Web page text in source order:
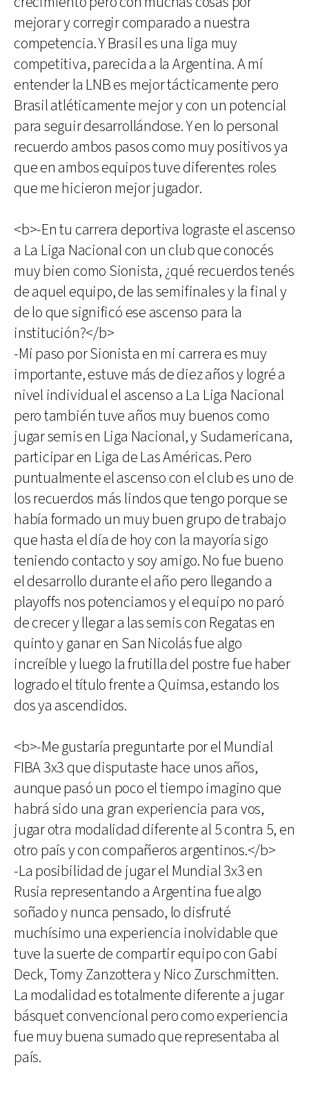
mejorar y corregir comparado a nuestra
competencia. Y Brasil es una liga muy
competitiva, parecida a la Argentina. A mí
entender la LNB es mejor tácticamente pero
Brasil atléticamente mejor y con un potencial
para seguir desarrollándose. Y en lo personal
recuerdo ambos pasos como muy positivos ya
que en ambos equipos tuve diferentes roles
que me hicieron mejor jugador.
<b>-En tu carrera deportiva lograste el ascenso
a La Liga Nacional con un club que conocés
muy bien como Sionista, ¿qué recuerdos tenés
de aquel equipo, de las semifinales y la final y
de lo que significó ese ascenso para la
institución?</b>
-Mi paso por Sionista en mi carrera es muy
importante, estuve más de diez años y logré a
nivel individual el ascenso a La Liga Nacional
pero también tuve años muy buenos como
jugar semis en Liga Nacional, y Sudamericana,
participar en Liga de Las Américas. Pero
puntualmente el ascenso con el club es uno de
los recuerdos más lindos que tengo porque se
había formado un muy buen grupo de trabajo
que hasta el día de hoy con la mayoría sigo
teniendo contacto y soy amigo. No fue bueno
el desarrollo durante el año pero llegando a
playoffs nos potenciamos y el equipo no paró
de crecer y llegar a las semis con Regatas en
quinto y ganar en San Nicolás fue algo
increíble y luego la frutilla del postre fue haber
logrado el título frente a Quimsa, estando los
dos ya ascendidos.
<b>-Me gustaría preguntarte por el Mundial
FIBA 3x3 que disputaste hace unos años,
aunque pasó un poco el tiempo imagino que
habrá sido una gran experiencia para vos,
jugar otra modalidad diferente al 5 contra 5, en
otro país y con compañeros argentinos.</b>
-La posibilidad de jugar el Mundial 3x3 en
Rusia representando a Argentina fue algo
soñado y nunca pensado, lo disfruté
muchísimo una experiencia inolvidable que
tuve la suerte de compartir equipo con Gabi
Deck, Tomy Zanzottera y Nico Zurschmitten.
La modalidad es totalmente diferente a jugar
básquet convencional pero como experiencia
fue muy buena sumado que representaba al
país.